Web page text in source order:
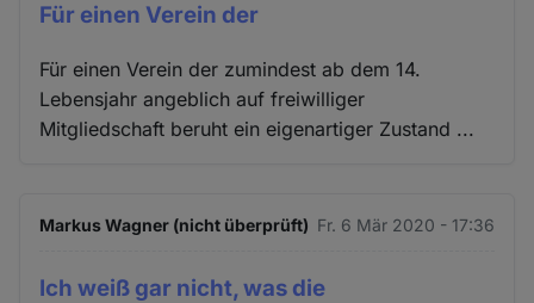
Für einen Verein der
Für einen Verein der zumindest ab dem 14.
Lebensjahr angeblich auf freiwilliger
Mitgliedschaft beruht ein eigenartiger Zustand ...
Markus Wagner (nicht überprüft) Fr. 6 Mär 2020 - 17:36
Ich weiß gar nicht, was die